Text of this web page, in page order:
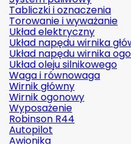
Tabliczki i oznaczenia
Torowanie i wyważanie
Układ elektryczny
Układ napędu wirnika
Układ napędu wirnika
Układ oleju silnikowego
Waga i równowaga
Wirnik główny
Wirnik ogonowy
Wyposażenie
Robinson R44
Autopilot
Awionika